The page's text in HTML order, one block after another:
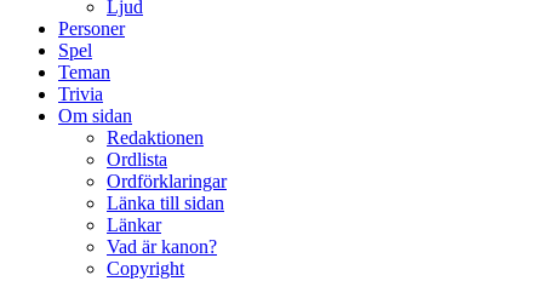
Ljud
Personer
Spel
Teman
Trivia
Om sidan
Redaktionen
Ordlista
Ordförklaringar
Länka till sidan
Länkar
Vad är kanon?
Copyright